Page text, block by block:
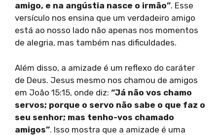
amigo, e na angústia nasce o irmão”. Esse
versículo nos ensina que um verdadeiro amigo
está ao nosso lado não apenas nos momentos
de alegria, mas também nas dificuldades.
Além disso, a amizade é um reflexo do caráter
de Deus. Jesus mesmo nos chamou de amigos
em João 15:15, onde diz: “Já não vos chamo
servos; porque o servo não sabe o que faz o
seu senhor; mas tenho-vos chamado
amigos”. Isso mostra que a amizade é uma